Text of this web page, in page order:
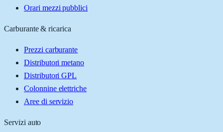
Orari mezzi pubblici
Carburante & ricarica
Prezzi carburante
Distributori metano
Distributori GPL
Colonnine elettriche
Aree di servizio
Servizi auto